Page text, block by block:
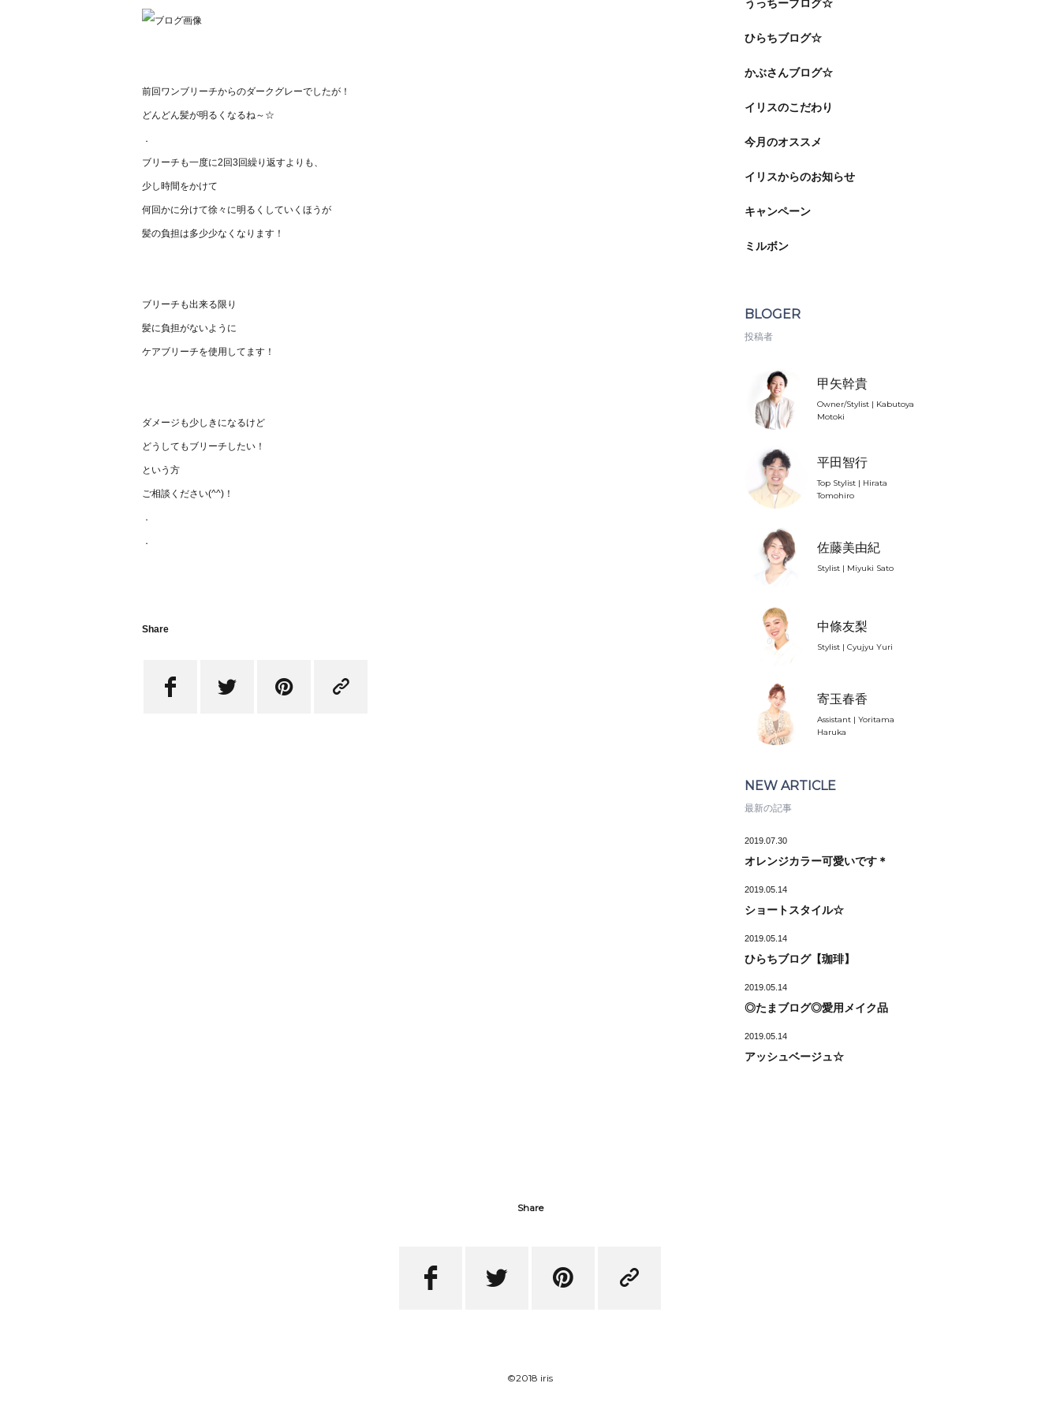
うっちーブログ☆
ひらちブログ☆
かぶさんブログ☆
イリスのこだわり
今月のオススメ
イリスからのお知らせ
キャンペーン
ミルボン
BLOGER
投稿者
甲矢幹貴
Owner/Stylist | Kabutoya
Motoki
平田智行
Top Stylist | Hirata
Tomohiro
佐藤美由紀
Stylist | Miyuki Sato
中條友梨
Stylist | Cyujyu Yuri
寄玉春香
Assistant | Yoritama
Haruka
NEW ARTICLE
最新の記事
2019.07.30
オレンジカラー可愛いです＊
2019.05.14
ショートスタイル☆
2019.05.14
ひらちブログ【珈琲】
2019.05.14
◎たまブログ◎愛用メイク品
2019.05.14
アッシュベージュ☆
前回ワンブリーチからのダークグレーでしたが！
どんどん髪が明るくなるね～☆
．
ブリーチも一度に2回3回繰り返すよりも、
少し時間をかけて
何回かに分けて徐々に明るくしていくほうが
髪の負担は多少少なくなります！
ブリーチも出来る限り
髪に負担がないように
ケアブリーチを使用してます！
ダメージも少しきになるけど
どうしてもブリーチしたい！
という方
ご相談ください(^^)！
．
．
Share
   
Share
   
©2018 iris